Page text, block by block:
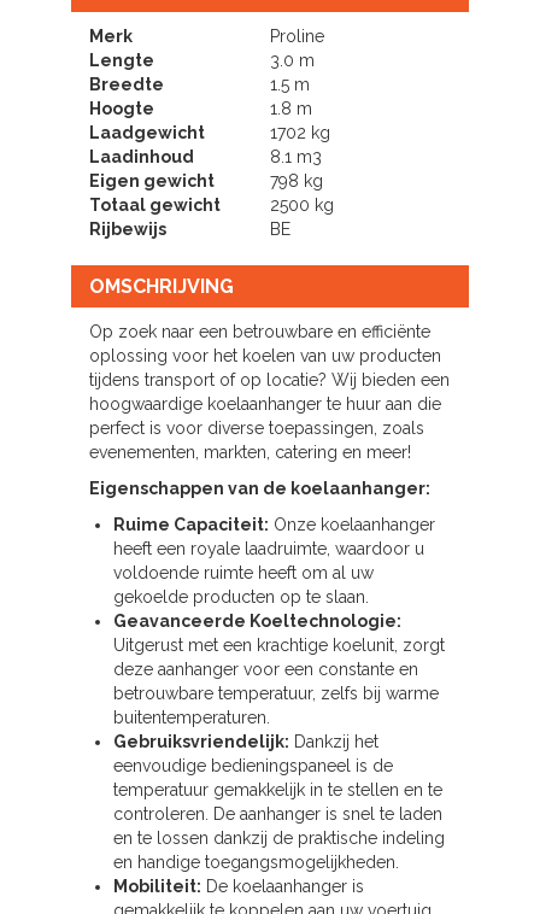
Merk
Proline
Lengte
3.0 m
Breedte
1.5 m
Hoogte
1.8 m
Laadgewicht
1702 kg
Laadinhoud
8.1 m3
Eigen gewicht
798 kg
Totaal gewicht
2500 kg
Rijbewijs
BE
OMSCHRIJVING
Op zoek naar een betrouwbare en efficiënte
oplossing voor het koelen van uw producten
tijdens transport of op locatie? Wij bieden een
hoogwaardige koelaanhanger te huur aan die
perfect is voor diverse toepassingen, zoals
evenementen, markten, catering en meer!
Eigenschappen van de koelaanhanger:
Ruime Capaciteit: Onze koelaanhanger
heeft een royale laadruimte, waardoor u
voldoende ruimte heeft om al uw
gekoelde producten op te slaan.
Geavanceerde Koeltechnologie:
Uitgerust met een krachtige koelunit, zorgt
deze aanhanger voor een constante en
betrouwbare temperatuur, zelfs bij warme
buitentemperaturen.
Gebruiksvriendelijk: Dankzij het
eenvoudige bedieningspaneel is de
temperatuur gemakkelijk in te stellen en te
controleren. De aanhanger is snel te laden
en te lossen dankzij de praktische indeling
en handige toegangsmogelijkheden.
Mobiliteit: De koelaanhanger is